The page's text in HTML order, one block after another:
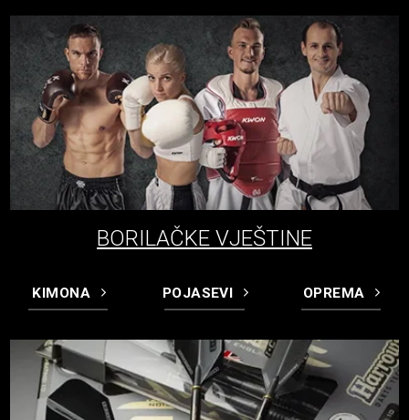
BORILAČKE VJEŠTINE
KIMONA POJASEVI OPREMA